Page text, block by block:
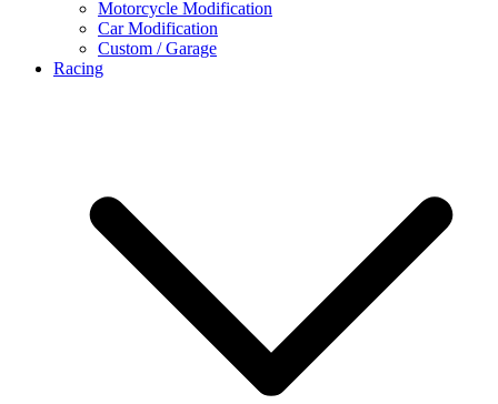
Motorcycle Modification
Car Modification
Custom / Garage
Racing